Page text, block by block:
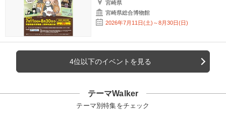
宮崎県
宮崎県総合博物館
2026年7月11日(土)～8月30日(日)
4位以下のイベントを見る
テーマWalker
テーマ別特集をチェック